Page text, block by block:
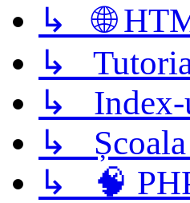
↳ 🌐
↳
↳ Index-
↳
↳ 🧠